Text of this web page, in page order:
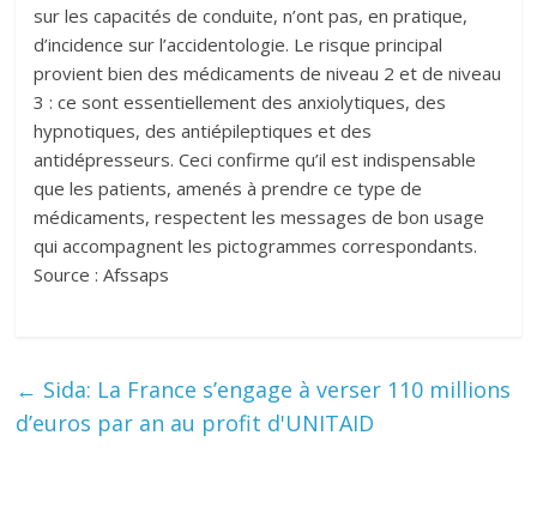
sur les capacités de conduite, n’ont pas, en pratique,
d’incidence sur l’accidentologie. Le risque principal
provient bien des médicaments de niveau 2 et de niveau
3 : ce sont essentiellement des anxiolytiques, des
hypnotiques, des antiépileptiques et des
antidépresseurs. Ceci confirme qu’il est indispensable
que les patients, amenés à prendre ce type de
médicaments, respectent les messages de bon usage
qui accompagnent les pictogrammes correspondants.
Source : Afssaps
← Sida: La France s’engage à verser 110 millions
d’euros par an au profit d'UNITAID